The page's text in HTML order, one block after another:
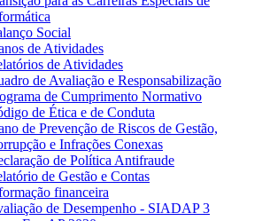
Social
de Atividades
de Atividades
de Avaliação e Responsabilização
de Cumprimento Normativo
de Ética e de Conduta
de Prevenção de Riscos de Gestão,
e Infrações Conexas
de Política Antifraude
de Gestão e Contas
financeira
de Desempenho - SIADAP 3